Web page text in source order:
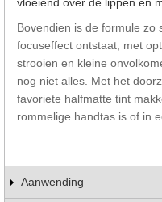
Bovendien is de formule zo
focuseffect ontstaat, met
strooien en kleine
nog niet alles. Met het
favoriete halfmatte tint
rommelige handtas is of in
Aanwending